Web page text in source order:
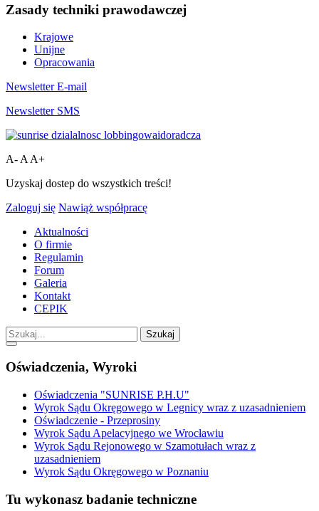
Zasady techniki prawodawczej
Krajowe
Unijne
Opracowania
Newsletter E-mail
Newsletter SMS
A- A A+
Uzyskaj dostep do wszystkich treści!
Zaloguj się Nawiąż współpracę
Aktualności
O firmie
Regulamin
Forum
Galeria
Kontakt
CEPIK
Szukaj
Oświadczenia, Wyroki
Oświadczenia "SUNRISE P.H.U"
Wyrok Sądu Okręgowego w Legnicy wraz z uzasadnieniem
Oświadczenie - Przeprosiny
Wyrok Sądu Apelacyjnego we Wrocławiu
Wyrok Sądu Rejonowego w Szamotułach wraz z
uzasadnieniem
Wyrok Sądu Okręgowego w Poznaniu
Tu wykonasz badanie techniczne